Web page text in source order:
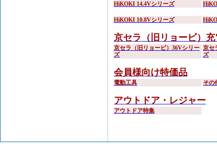
HiKOKI 14.4Vシリーズ
HiKOKI 10.8Vシリーズ
京セラ（旧リョービ）
京セラ（旧リョービ）36Vシリー
ズ
京セ
ズ
会員様向け特価品
電動工具 その
アウトドア・レジャー
アウトドア特集